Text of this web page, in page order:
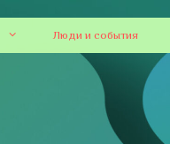
Люди и события